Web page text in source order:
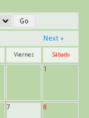
Next »
Viernes Sábado
1
7 8